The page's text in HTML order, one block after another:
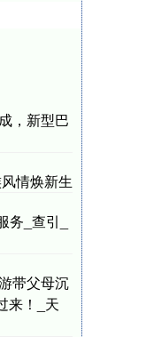
，新型巴
情焕新生
_查引_
带父母沉
来！_天